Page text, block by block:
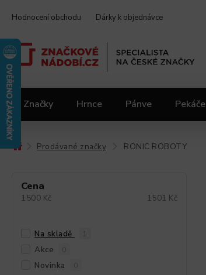
Hodnocení obchodu Dárky k objednávce
Značky Hrnce Pánve Pekáče
Prodávané značky RONIC ROBOTY
Cena
1500 Kč 1501 Kč
Na skladě 1
Akce
Novinka